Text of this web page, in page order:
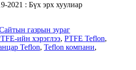
2021 : Бүх эрх хуулиар
газрын зураг
ийн хэрэглээ, PTFE Teflon,
Teflon, Teflon компани,